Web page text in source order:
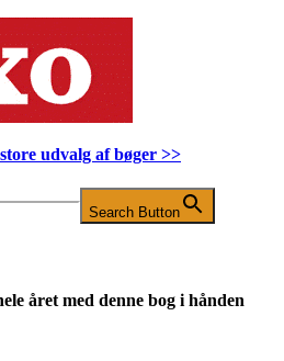
udvalg af bøger >>
Search Button
året med denne bog i hånden